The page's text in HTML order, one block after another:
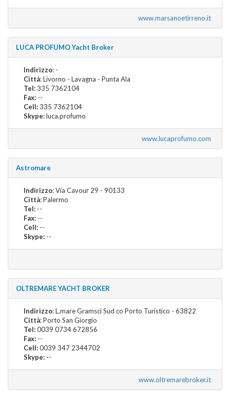
www.marsanoetirreno.it
LUCA PROFUMO Yacht Broker
Indirizzo: -
Città: Livorno - Lavagna - Punta Ala
Tel:335 7362104
Fax: --
Cell:335 7362104
Skype:luca.profumo
www.lucaprofumo.com
Astromare
Indirizzo: Via Cavour 29 - 90133
Città: Palermo
Tel: --
Fax: --
Cell: --
Skype: --
OLTREMARE YACHT BROKER
Indirizzo: L.mare Gramsci Sud co Porto Turistico - 63822
Città: Porto San Giorgio
Tel:0039 0734 672856
Fax: --
Cell:0039 347 2344702
Skype: --
www.oltremarebroker.it